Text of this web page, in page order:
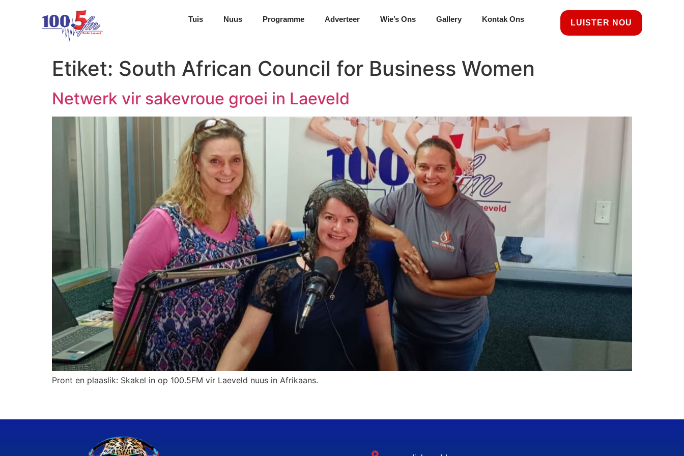
Tuis Nuus Programme Adverteer Wie’s Ons Gallery Kontak Ons LUISTER NOU
Etiket: South African Council for Business Women
Netwerk vir sakevroue groei in Laeveld
Pront en plaaslik: Skakel in op 100.5FM vir Laeveld nuus in Afrikaans.